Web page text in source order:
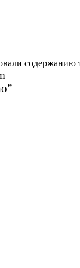
содержанию